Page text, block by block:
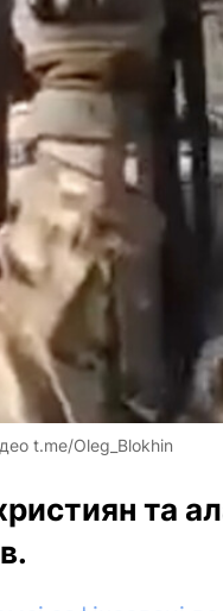
t.me/Oleg_Blokhin
та